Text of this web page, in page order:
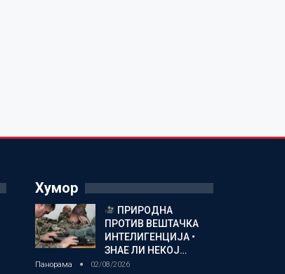
Хумор
ПРИРОДНА
ПРОТИВ ВЕШТАЧКА
ИНТЕЛИГЕНЦИЈА •
ЗНАЕ ЛИ НЕКОЈ…
Панорама 02/08/2026